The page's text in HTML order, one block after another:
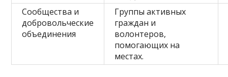
Сообщества и
добровольческие
объединения
Группы активных
граждан и
волонтеров,
помогающих на
местах.